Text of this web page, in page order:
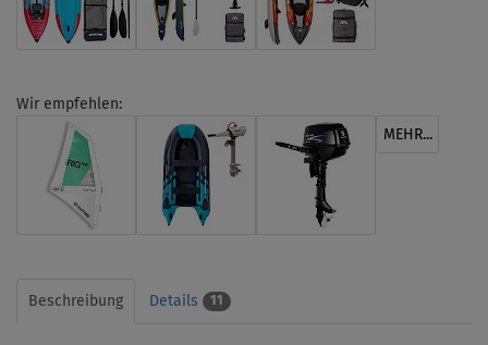
Wir empfehlen:
MEHR...
Beschreibung Details 11